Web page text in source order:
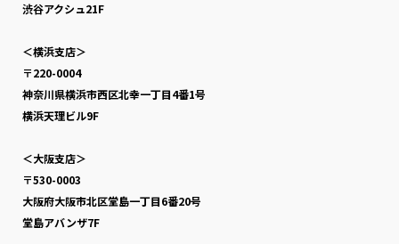
渋谷アクシュ21F
＜横浜支店＞
〒220-0004
神奈川県横浜市西区北幸一丁目4番1号
横浜天理ビル9F
＜大阪支店＞
〒530-0003
大阪府大阪市北区堂島一丁目6番20号
堂島アバンザ7F